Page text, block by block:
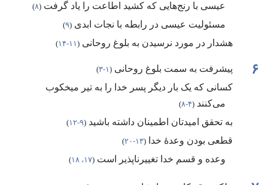
عیسی با رنج‌هایی که کشید اطاعت را یاد گرفت ‏(‏۸‏)‏
مسئولیت عیسی در رابطه با نجات ابدی ‏(‏۹‏)‏
هشدار در مورد نرسیدن به بلوغ روحانی ‏(‏۱۱-‏۱۴ ‏)‏
۶ پیشرفت به سمت بلوغ روحانی ‏(‏۱-‏۳ ‏)‏
کسانی که یک بار دیگر پسر خدا را به تیر میخکوب
می‌کنند ‏(‏۴-‏۸ ‏)‏
به تحقق امیدتان اطمینان داشته باشید ‏(‏۹-‏۱۲ ‏)‏
قطعی بودن وعدهٔ خدا ‏(‏۱۳-‏۲۰ ‏)‏
وعده و قسم خدا تغییرناپذیر است ‏(‏۱۷،‏ ۱۸ ‏)‏